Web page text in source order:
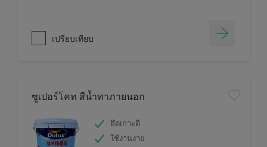
เปรียบเทียบ
ซูเปอร์โคท สีน้ำทาภายนอก
ยึดเกาะดี
ใช้งานง่าย